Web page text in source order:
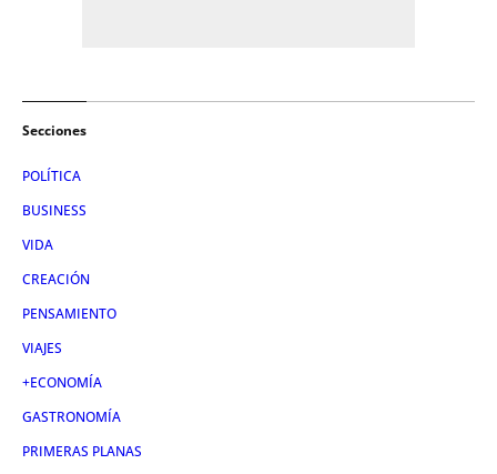
Secciones
POLÍTICA
BUSINESS
VIDA
CREACIÓN
PENSAMIENTO
VIAJES
+ECONOMÍA
GASTRONOMÍA
PRIMERAS PLANAS